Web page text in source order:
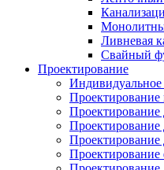
Ливневая
Свайный
Проектирование
Индивидуальное
Проектирование
Проектирование
Проектирование
Проектирование
Проектирование